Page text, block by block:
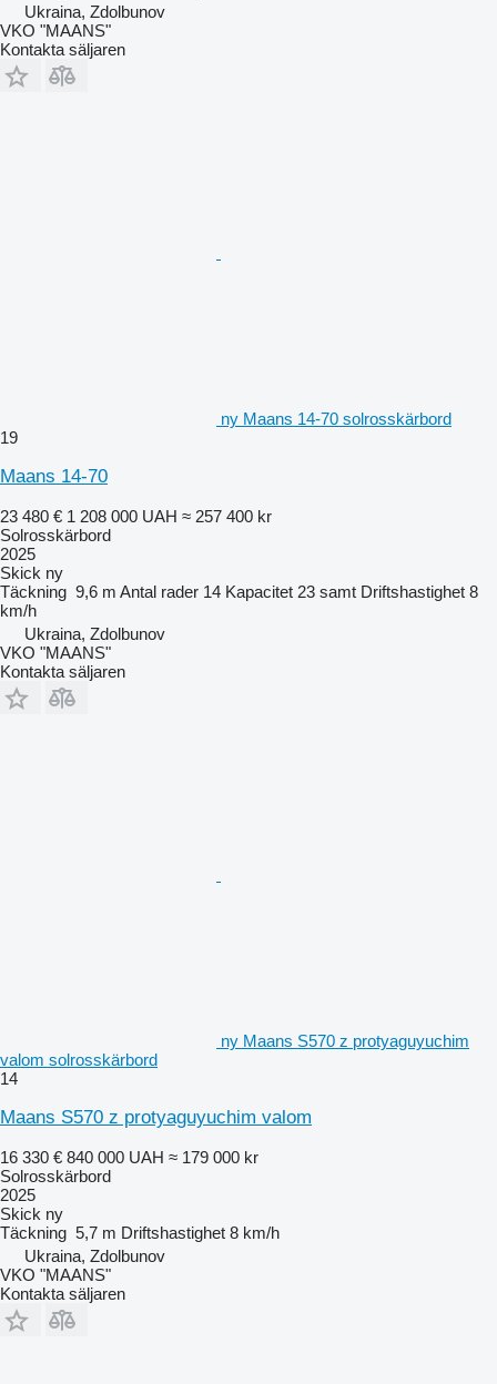
Ukraina, Zdolbunov
VKO "MAANS"
Kontakta säljaren
ny Maans 14-70 solrosskärbord
19
Maans 14-70
23 480 € 1 208 000 UAH ≈ 257 400 kr
Solrosskärbord
2025
Skick ny
Täckning 9,6 m Antal rader 14 Kapacitet 23 samt Driftshastighet 8
km/h
Ukraina, Zdolbunov
VKO "MAANS"
Kontakta säljaren
ny Maans S570 z protyaguyuchim
valom solrosskärbord
14
Maans S570 z protyaguyuchim valom
16 330 € 840 000 UAH ≈ 179 000 kr
Solrosskärbord
2025
Skick ny
Täckning 5,7 m Driftshastighet 8 km/h
Ukraina, Zdolbunov
VKO "MAANS"
Kontakta säljaren